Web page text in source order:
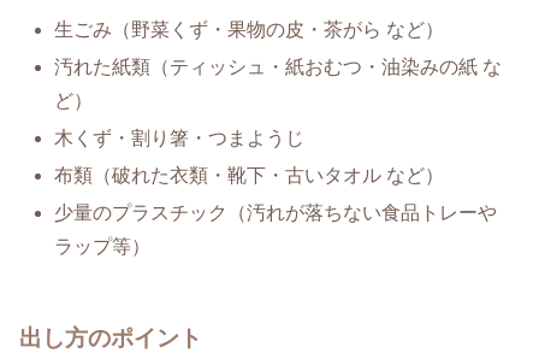
生ごみ（野菜くず・果物の皮・茶がら など）
汚れた紙類（ティッシュ・紙おむつ・油染みの紙 な
ど）
木くず・割り箸・つまようじ
布類（破れた衣類・靴下・古いタオル など）
少量のプラスチック（汚れが落ちない食品トレーや
ラップ等）
出し方のポイント